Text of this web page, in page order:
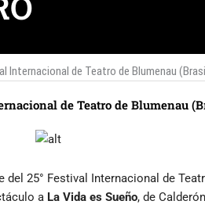
Internacional de Teatro de Blumenau
de Teatro de Blumenau
25° Festival Internacional de
a La Vida es Sueño, de